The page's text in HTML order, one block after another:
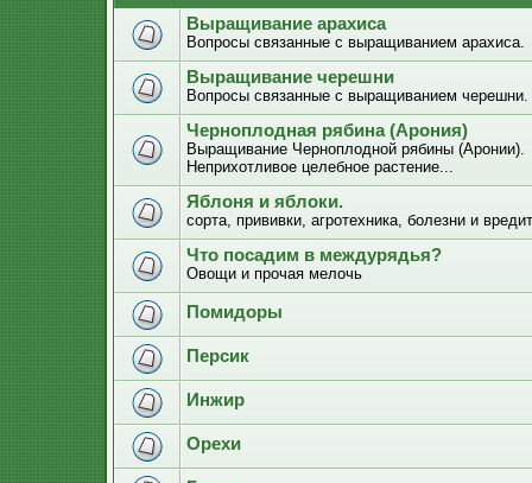
Выращивание арахиса
Вопросы связанные с выращиванием арахиса.
Выращивание черешни
Вопросы связанные с выращиванием черешни.
Черноплодная рябина (Арония)
Выращивание Черноплодной рябины (Аронии).
Неприхотливое целебное растение...
Яблоня и яблоки.
сорта, прививки, агротехника, болезни и
Что посадим в междурядья?
Овощи и прочая мелочь
Помидоры
Персик
Инжир
Орехи